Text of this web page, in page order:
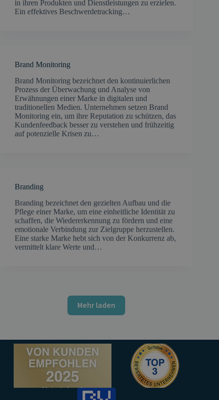
in ihren Produkten und Dienstleistungen zu erzielen.
Ein effektives Beschwerdetracking…
Brand Monitoring
Brand Monitoring bezeichnet den kontinuierlichen
Prozess der Überwachung und Analyse von
Erwähnungen einer Marke in digitalen und
traditionellen Medien. Unternehmen setzen Brand
Monitoring ein, um ihre Reputation zu schützen, das
Kundenfeedback besser zu verstehen und frühzeitig
auf potenzielle Krisen zu…
Branding
Branding bezeichnet den gezielten Aufbau und die
Pflege einer Marke, um eine einheitliche Identität zu
schaffen, die Wiedererkennung zu fördern und eine
emotionale Verbindung zur Zielgruppe herzustellen.
Eine starke Marke hebt sich von der Konkurrenz ab,
vermittelt klare Werte und…
Mehr laden